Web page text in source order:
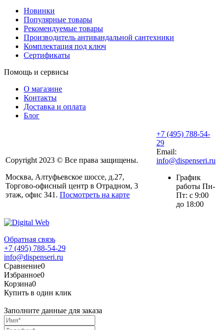
Новинки
Популярные товары
Рекомендуемые товары
Производитель антивандальной сантехники
Комплектация под ключ
Сертификаты
Помощь и сервисы
О магазине
Контакты
Доставка и оплата
Блог
Copyright 2023 © Все права защищены.
Москва, Алтуфьевское шоссе, д.27,
Торгово-офисный центр в Отрадном, 3
этаж, офис 341. Посмотреть на карте
+7 (495) 788-54-
29
Email:
info@dispenseri.ru
График
работы Пн-
Пт: с 9:00
до 18:00
Обратная связь
+7 (495) 788-54-29
info@dispenseri.ru
Сравнение0
Избранное0
Корзина0
Купить в один клик
Заполните данные для заказа